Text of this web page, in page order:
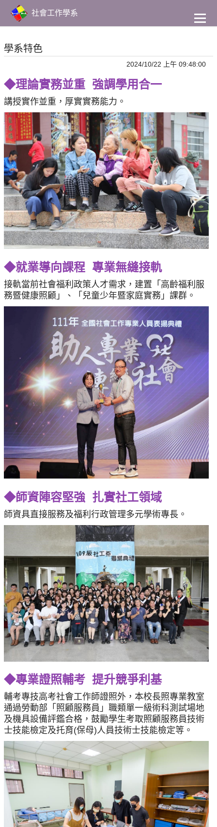
主
要
容
社會工作學系
學系特色
2024/10/22 上午 09:48:00
◆理論實務並重 強調學用合一
講授實作並重，厚實實務能力。
◆就業導向課程 專業無縫接軌
接軌當前社會福利政策人才需求，建置「高齡福利服
務暨健康照顧」、「兒童少年暨家庭實務」課群。
◆師資陣容堅強 扎實社工領域
師資具直接服務及福利行政管理多元學術專長。
◆專業證照輔考 提升競爭利基
輔考專技高考社會工作師證照外，本校長照專業教室
通過勞動部「照顧服務員」職類單一級術科測試場地
及機具設備評鑑合格， 鼓勵學生考取照顧服務員技術
士技能檢定及托育(保母)人員技術士技能檢定等。